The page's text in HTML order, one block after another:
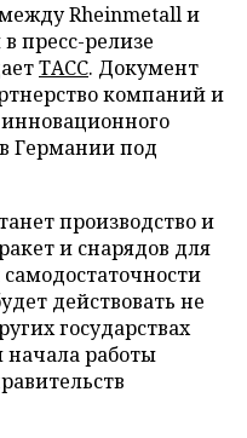
Rheinmetall и
пресс-релизе
ТАСС. Документ
компаний и
Германии под
производство и
и снарядов для
действовать не
государствах
работы